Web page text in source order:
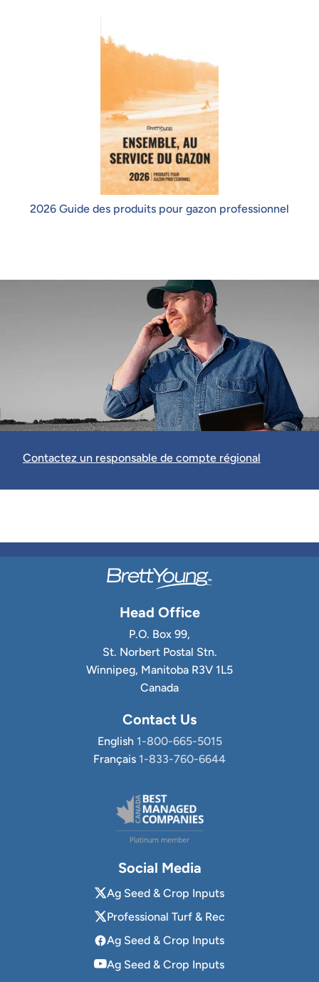
2026 Guide des produits pour gazon professionnel
Contactez un responsable de compte régional
Head Office
P.O. Box 99,
St. Norbert Postal Stn.
Winnipeg, Manitoba R3V 1L5
Canada
Contact Us
English 1-800-665-5015
Français 1-833-760-6644
Social Media
Ag Seed & Crop Inputs
Professional Turf & Rec
Ag Seed & Crop Inputs
Ag Seed & Crop Inputs